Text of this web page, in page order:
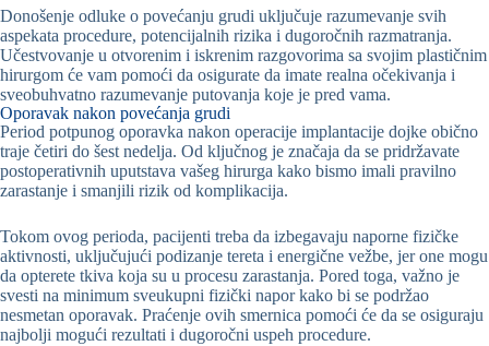
Donošenje odluke o povećanju grudi uključuje razumevanje svih
aspekata procedure, potencijalnih rizika i dugoročnih razmatranja.
Učestvovanje u otvorenim i iskrenim razgovorima sa svojim plastičnim
hirurgom će vam pomoći da osigurate da imate realna očekivanja i
sveobuhvatno razumevanje putovanja koje je pred vama.
Oporavak nakon povećanja grudi
Period potpunog oporavka nakon operacije implantacije dojke obično
traje četiri do šest nedelja. Od ključnog je značaja da se pridržavate
postoperativnih uputstava vašeg hirurga kako bismo imali pravilno
zarastanje i smanjili rizik od komplikacija.
Tokom ovog perioda, pacijenti treba da izbegavaju naporne fizičke
aktivnosti, uključujući podizanje tereta i energične vežbe, jer one mogu
da opterete tkiva koja su u procesu zarastanja. Pored toga, važno je
svesti na minimum sveukupni fizički napor kako bi se podržao
nesmetan oporavak. Praćenje ovih smernica pomoći će da se osiguraju
najbolji mogući rezultati i dugoročni uspeh procedure.